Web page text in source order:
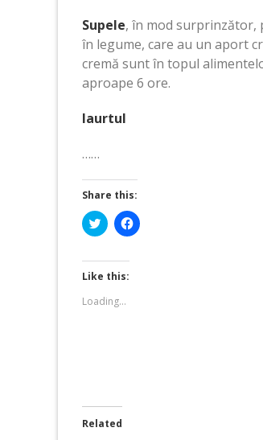
Supele, în mod surprinzător,
în legume, care au un aport
cremă sunt în topul
aproape 6 ore.
Iaurtul
……
Share this:
Click
to
Twitter
(Opens
in
new
window)
Click
to
Like this:
Loading...
Related